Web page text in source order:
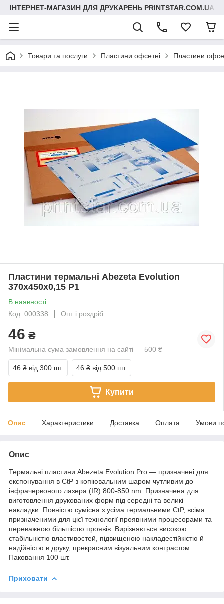
ІНТЕРНЕТ-МАГАЗИН ДЛЯ ДРУКАРЕНЬ PRINTSTAR.COM.UA
Товари та послуги Пластини офсетні Пластини
Пластини термальні Abezeta Evolution
370x450x0,15 P1
В наявності
Код: 000338
Опт і роздріб
46 ₴
Мінімальна сума замовлення на сайті — 500 ₴
46 ₴ від 300 шт. 46 ₴ від 500 шт.
Купити
Опис Характеристики Доставка Оплата Умови
Опис
Термальні пластини Abezeta Evolution Pro — призначені для
експонування в CtP з копіювальним шаром чутливим до
інфрачервоного лазера (IR) 800-850 nm. Призначена для
виготовлення друкованих форм під середні та великі
накладки. Повністю сумісна з усіма термальними CtP, всіма
призначеними для цієї технології проявними процесорами та
переважною більшістю проявів. Вирізняється високою
стабільністю властивостей, підвищеною накладестійкістю й
надійністю в друку, прекрасним візуальним контрастом.
Паковання 100 шт.
Приховати